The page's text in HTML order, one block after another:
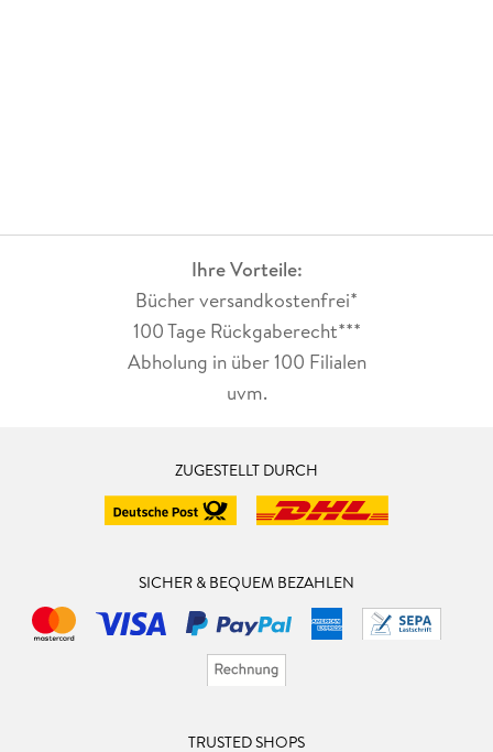
Ihre Vorteile:
Bücher versandkostenfrei*
100 Tage Rückgaberecht***
Abholung in über 100 Filialen
uvm.
ZUGESTELLT DURCH
SICHER & BEQUEM BEZAHLEN
TRUSTED SHOPS